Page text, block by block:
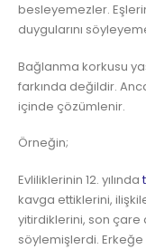
besleyemezler.
duygularını
Bağlanma korkusu
farkında değildir.
içinde çözümlenir.
Örneğin;
Evliliklerinin 12. yılında
kavga ettiklerini,
yitirdiklerini, son
söylemişlerdi.